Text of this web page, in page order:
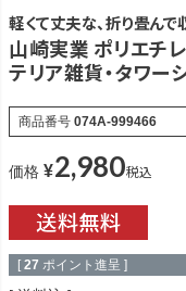
軽くて丈夫な、折り畳ん
山崎実業 ポリエチ
テリア雑貨・タワー
商品番号 074A-999466
価格 ¥2,980税込
[ 27 ポイント進呈 ]